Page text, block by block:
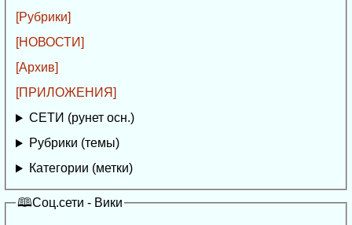
[Рубрики]
[НОВОСТИ]
[Архив]
[ПРИЛОЖЕНИЯ]
СЕТИ (рунет осн.)
Рубрики (темы)
Категории (метки)
🕮Соц.сети - Вики